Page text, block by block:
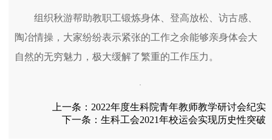
组织秋游帮助教职工锻炼身体、登高放松、访古感、
陶冶情操，大家纷纷表示紧张的工作之余能够亲身体会大
自然的无穷魅力，极大缓解了繁重的工作压力。
上一条： 2022年度生科院青年教师教学研讨会纪实
下一条： 生科工会2021年校运会实现历史性突破